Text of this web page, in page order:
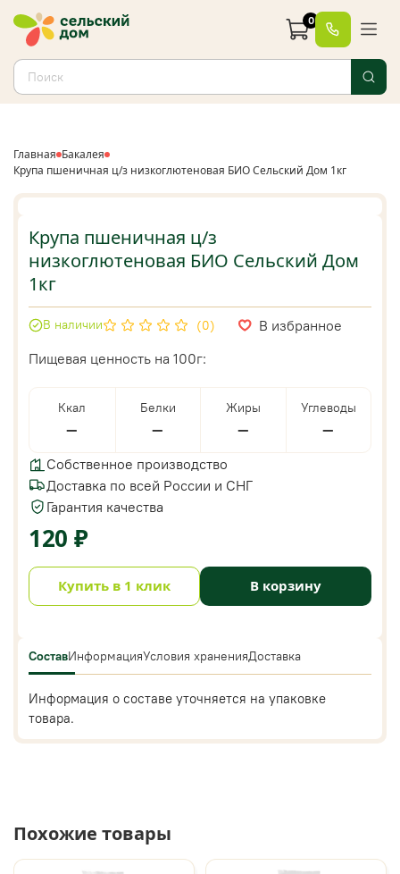
0
Главная Бакалея
Крупа пшеничная ц/з низкоглютеновая БИО Сельский Дом 1кг
Крупа пшеничная ц/з
низкоглютеновая БИО Сельский Дом
1кг
(0) В избранное
В наличии
Пищевая ценность на 100г:
Ккал
—
Белки
—
Жиры
—
Углеводы
—
Собственное производство
Доставка по всей России и СНГ
Гарантия качества
120 ₽
В корзину
Купить в 1 клик
СоставИнформацияУсловия храненияДоставка
Информация о составе уточняется на упаковке
товара.
Похожие товары